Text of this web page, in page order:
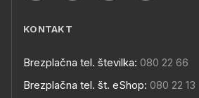
KONTAKT
Brezplačna tel. številka: 080 22 66
Brezplačna tel. št. eShop: 080 22 13